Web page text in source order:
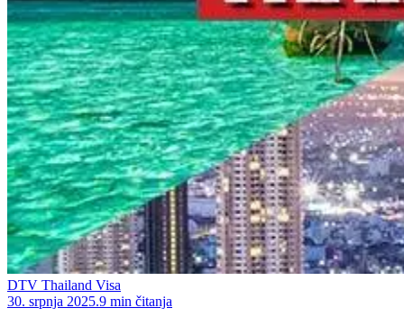
DTV Thailand Visa
30. srpnja 2025.9 min čitanja